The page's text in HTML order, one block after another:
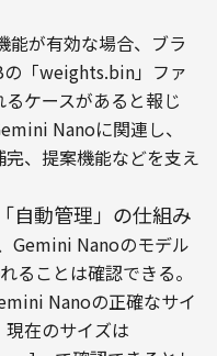
能が有効な場合、ブラ
の「weights.bin」ファ
ケースがあると報じ
Nanoに関連し、
、提案機能などを支え
自動管理」の仕組み
Gemini Nanoのモデル
ることは確認できる。
Nanoの正確なサイ